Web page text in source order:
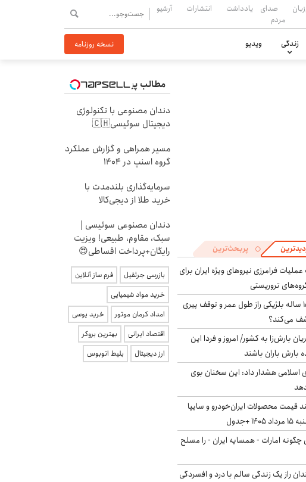
صدای
مردم
یادداشت انتشارات آرشیو
زندگی ویدیو نسخه روزنامه
پربحث‌ترین
فرامرزی نیروهای ویژه ایران برای
تروریستی
نابغه ۱۵ ساله بلژیکی راز طول عمر و توقف پیری
می‌کند؟
بارش‌زا به کشور/ امروز و فردا این
بارش باران باشند
اسلامی هشدار داد: این سخنان بوی
قیمت محصولات ایران‌خودرو و سایپا
+جدول
چگونه امارات - همسایه ایران - را مسلح
راز یک زندگی سالم با درد و افسردگی
مطالب پیشنهادی
دندان مصنوعی با تکنولوژی
دیجیتال سوئیسی🇨🇭
مسیر همراهی و گزارش عملکرد
گروه اسنپ در ۱۴۰۴
سرمایه‌گذاری بلندمدت با
خرید طلا از دیجی‌کالا
دندان مصنوعی سوئیسی |
سبک، مقاوم، طبیعی! ویزیت
رایگان+پرداخت اقساطی😍
بازرسی جرثقیل
فرم ساز آنلاین
خرید مواد شیمیایی
امداد کرمان موتور
خرید یوسی
اقتصاد ایرانی
بهترین بروکر
ارز دیجیتال
بلیط اتوبوس